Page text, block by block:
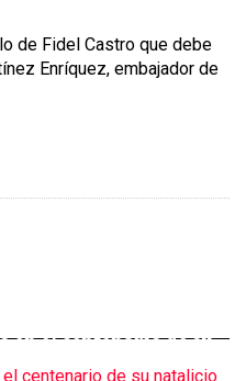
de Fidel Castro que debe
Enríquez, embajador de
en el centenario de su